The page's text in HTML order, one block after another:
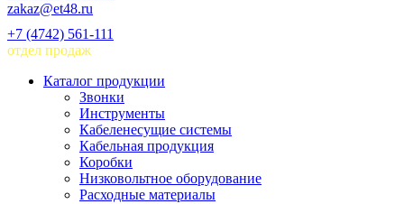
zakaz@et48.ru
+7 (4742) 561-111
отдел продаж
Каталог продукции
Звонки
Инструменты
Кабеленесущие системы
Кабельная продукция
Коробки
Низковольтное оборудование
Расходные материалы